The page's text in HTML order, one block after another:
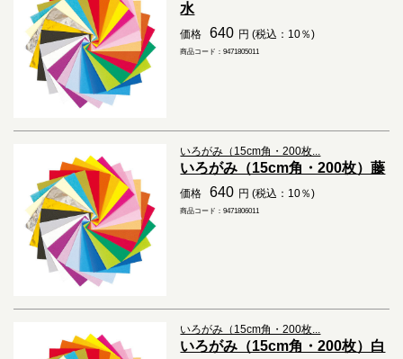
水
価格 640 円 (税込：10％)
商品コード：9471805011
いろがみ（15cm角・200枚...
いろがみ（15cm角・200枚）藤
価格 640 円 (税込：10％)
商品コード：9471806011
いろがみ（15cm角・200枚...
いろがみ（15cm角・200枚）白